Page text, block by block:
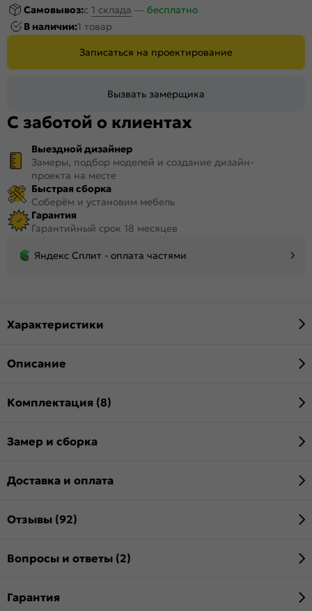
Записаться на проектирование
Вызвать замерщика
Самовывоз:c 1 склада — бесплатно
В наличии:1 товар
С заботой о клиентах
Выездной дизайнер
Замеры, подбор моделей и создание дизайн-
проекта на месте
Быстрая сборка
Соберём и установим мебель
Гарантия
Гарантийный срок 18 месяцев
Яндекс Сплит - оплата частями
Характеристики
Описание
Комплектация (8)
Замер и сборка
Доставка и оплата
Отзывы (92)
Вопросы и ответы (2)
Гарантия